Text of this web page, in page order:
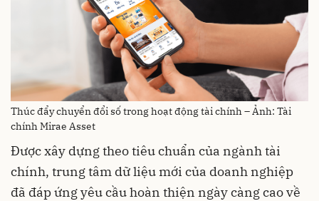
Thúc đẩy chuyển đổi số trong hoạt động tài chính – Ảnh: Tài
chính Mirae Asset
Được xây dựng theo tiêu chuẩn của ngành tài
chính, trung tâm dữ liệu mới của doanh nghiệp
đã đáp ứng yêu cầu hoàn thiện ngày càng cao về